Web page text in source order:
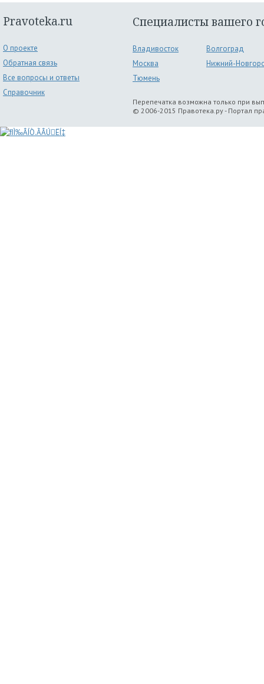
Pravoteka.ru
О проекте
Обратная связь
Все вопросы и ответы
Справочник
Специалисты вашего
Владивосток
Волгоград
Москва
Нижний-
Тюмень
Перепечатка возможна только при
© 2006-2015 Правотека.ру - Портал